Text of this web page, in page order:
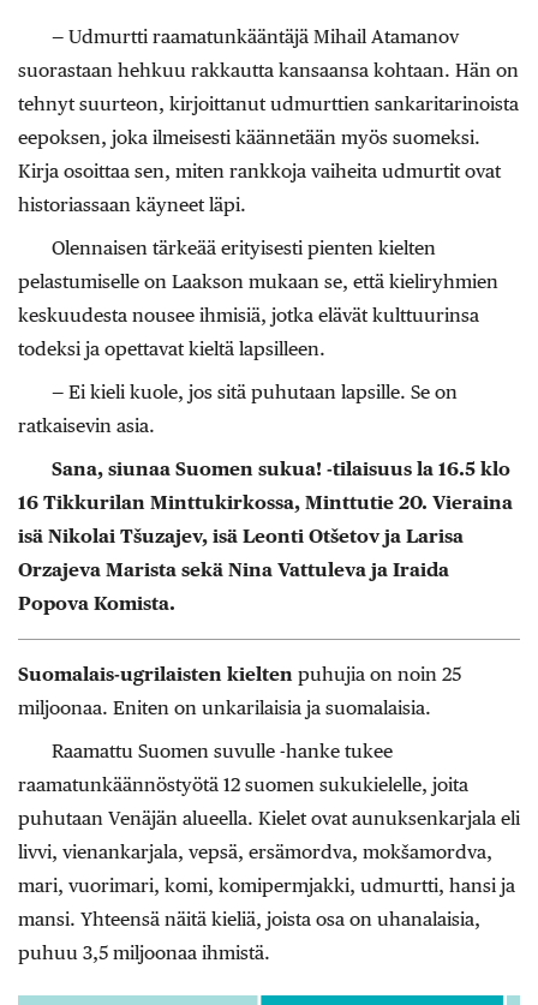
— Udmurtti raamatunkääntäjä Mihail Atamanov
suorastaan hehkuu rakkautta kansaansa kohtaan. Hän on
tehnyt suurteon, kirjoittanut udmurttien sankaritarinoista
eepoksen, joka ilmeisesti käännetään myös suomeksi.
Kirja osoittaa sen, miten rankkoja vaiheita udmurtit ovat
historiassaan käyneet läpi.
Olennaisen tärkeää erityisesti pienten kielten
pelastumiselle on Laakson mukaan se, että kieliryhmien
keskuudesta nousee ihmisiä, jotka elävät kulttuurinsa
todeksi ja opettavat kieltä lapsilleen.
— Ei kieli kuole, jos sitä puhutaan lapsille. Se on
ratkaisevin asia.
Sana, siunaa Suomen sukua! -tilaisuus la 16.5 klo
16 Tikkurilan Minttukirkossa, Minttutie 20. Vieraina
isä Nikolai Tšuzajev, isä Leonti Otšetov ja Larisa
Orzajeva Marista sekä Nina Vattuleva ja Iraida
Popova Komista.
Suomalais-ugrilaisten kielten puhujia on noin 25
miljoonaa. Eniten on unkarilaisia ja suomalaisia.
Raamattu Suomen suvulle -hanke tukee
raamatunkäännöstyötä 12 suomen sukukielelle, joita
puhutaan Venäjän alueella. Kielet ovat aunuksenkarjala eli
livvi, vienankarjala, vepsä, ersämordva, mokšamordva,
mari, vuorimari, komi, komipermjakki, udmurtti, hansi ja
mansi. Yhteensä näitä kieliä, joista osa on uhanalaisia,
puhuu 3,5 miljoonaa ihmistä.